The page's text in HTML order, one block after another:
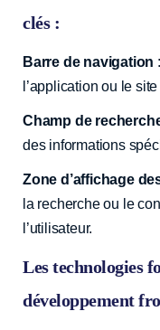
clés :
Barre de navigation
l’application ou le
Champ de
des informations
Zone d’affichage
la recherche ou le
l’utilisateur.
Les technologies
développement